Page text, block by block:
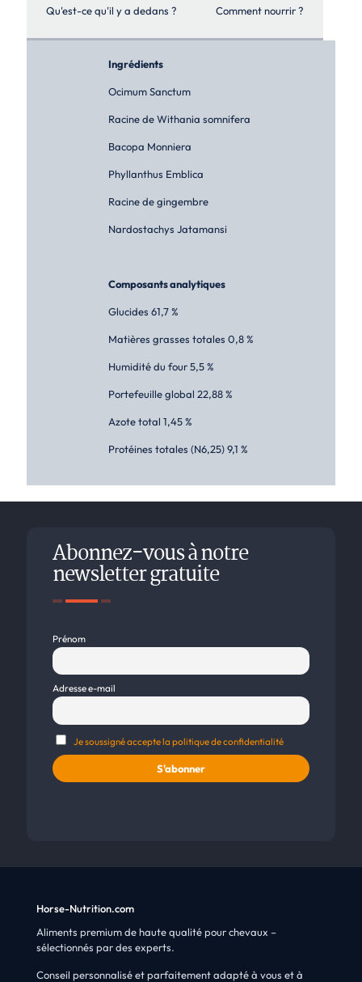
Qu'est-ce qu'il y a dedans ? Comment nourrir ?
Ingrédients
Ocimum Sanctum
Racine de Withania somnifera
Bacopa Monniera
Phyllanthus Emblica
Racine de gingembre
Nardostachys Jatamansi
Composants analytiques
Glucides 61,7 %
Matières grasses totales 0,8 %
Humidité du four 5,5 %
Portefeuille global 22,88 %
Azote total 1,45 %
Protéines totales (N6,25) 9,1 %
Abonnez-vous à notre
newsletter gratuite
Prénom
Adresse e-mail
Je soussigné accepte la politique de confidentialité
Horse-Nutrition.com
Aliments premium de haute qualité pour chevaux –
sélectionnés par des experts.
Conseil personnalisé et parfaitement adapté à vous et à